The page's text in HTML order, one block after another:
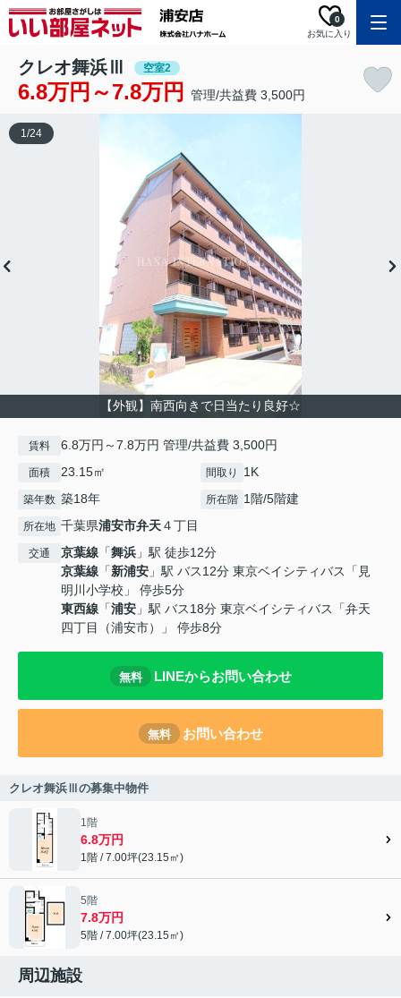
お気に入り
0
クレオ舞浜Ⅲ 空室2
6.8万円～7.8万円 管理/共益費 3,500円
【外観】南西向きで日当たり良好☆
1/24
賃料 6.8万円～7.8万円 管理/共益費 3,500円
面積 23.15㎡ 間取り 1K
築年数 築18年 所在階 1階/5階建
所在地 千葉県浦安市弁天４丁目
交通 京葉線 「舞浜 」駅 徒歩12分
京葉線 「新浦安 」駅 バス12分 東京ベイシティバス「見
明川小学校」 停歩5分
東西線 「浦安 」駅 バス18分 東京ベイシティバス「弁天
四丁目（浦安市）」 停歩8分
無料 LINEからお問い合わせ
無料 お問い合わせ
クレオ舞浜Ⅲの募集中物件
1階
6.8万円
1階 / 7.00坪(23.15㎡)
5階
7.8万円
5階 / 7.00坪(23.15㎡)
周辺施設